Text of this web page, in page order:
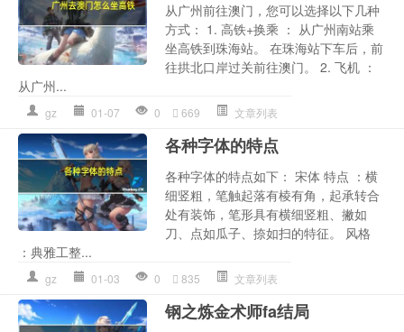
从广州前往澳门，您可以选择以下几种
方式： 1. 高铁+换乘 ： 从广州南站乘
坐高铁到珠海站。 在珠海站下车后，前
往拱北口岸过关前往澳门。 2. 飞机 ：
从广州...
gz 01-07 0 669 文章列表
各种字体的特点
各种字体的特点如下： 宋体 特点 ：横
细竖粗，笔触起落有棱有角，起承转合
处有装饰，笔形具有横细竖粗、撇如
刀、点如瓜子、捺如扫的特征。 风格
：典雅工整...
gz 01-03 0 835 文章列表
钢之炼金术师fa结局